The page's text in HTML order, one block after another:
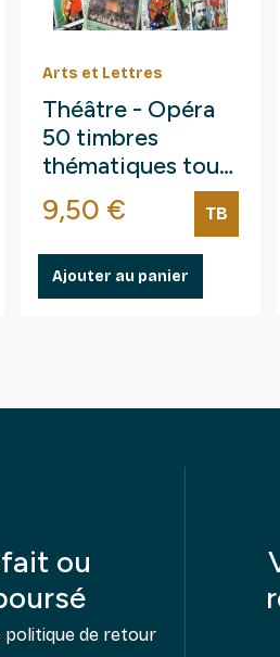
Arts et Lettres
Théâtre - Opéra
50 timbres
thématiques tous
différents.
Prix
9,50 € TB
Ajouter au panier
ou
de retour